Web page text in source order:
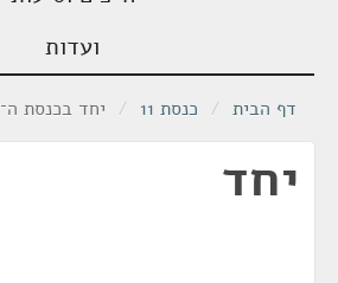
ועדות
דף הבית / כנסת 11 / יחד בכנסת ה־11
יחד